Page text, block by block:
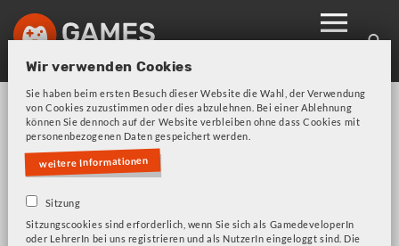
Skip
to
main
navigation
Fehlermeldung
Bitte beachten Sie unsere Frage zu Cookies!
Wir verwenden Cookies
Sie haben beim ersten Besuch dieser Website die Wahl, der Verwendung
von Cookies zuzustimmen oder dies abzulehnen. Bei einer Ablehnung
können Sie dennoch auf der Website verbleiben ohne dass Cookies mit
personenbezogenen Daten gespeichert werden.
weitere Informationen
Sitzung
Sitzungscookies sind erforderlich, wenn Sie sich als GamedeveloperIn
oder LehrerIn bei uns registrieren und als NutzerIn eingeloggt sind. Die